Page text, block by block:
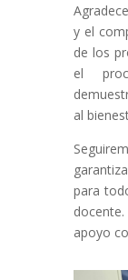
y el
de los
el
al
para
apoyo